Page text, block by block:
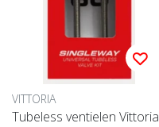
VITTORIA
Tubeless ventielen Vittoria